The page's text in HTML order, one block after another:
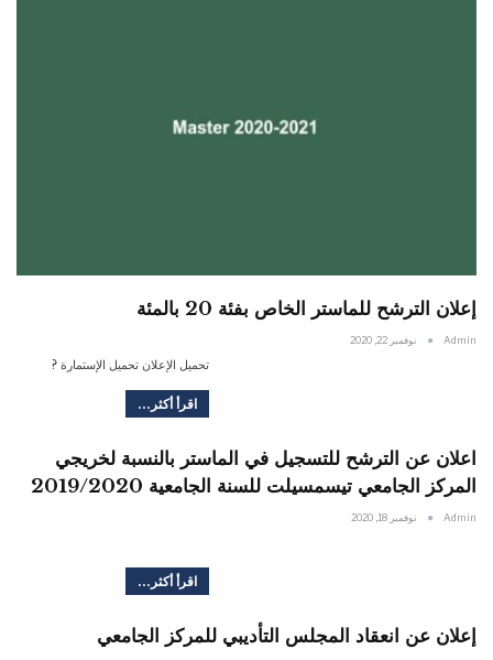
إعلان الترشح للماستر الخاص بفئة 20 بالمئة
Admin نوفمبر 22, 2020
تحميل الإعلان تحميل الإستمارة ?
اقرأ أكثر...
اعلان عن الترشح للتسجيل في الماستر بالنسبة لخريجي
المركز الجامعي تيسمسيلت للسنة الجامعية 2019/2020
Admin نوفمبر 18, 2020
اقرأ أكثر...
إعلان عن انعقاد المجلس التأديبي للمركز الجامعي